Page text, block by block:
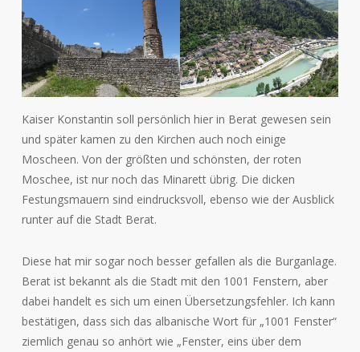
Kaiser Konstantin soll persönlich hier in Berat gewesen sein
und später kamen zu den Kirchen auch noch einige
Moscheen. Von der größten und schönsten, der roten
Moschee, ist nur noch das Minarett übrig. Die dicken
Festungsmauern sind eindrucksvoll, ebenso wie der Ausblick
runter auf die Stadt Berat.
Diese hat mir sogar noch besser gefallen als die Burganlage.
Berat ist bekannt als die Stadt mit den 1001 Fenstern, aber
dabei handelt es sich um einen Übersetzungsfehler. Ich kann
bestätigen, dass sich das albanische Wort für „1001 Fenster“
ziemlich genau so anhört wie „Fenster, eins über dem